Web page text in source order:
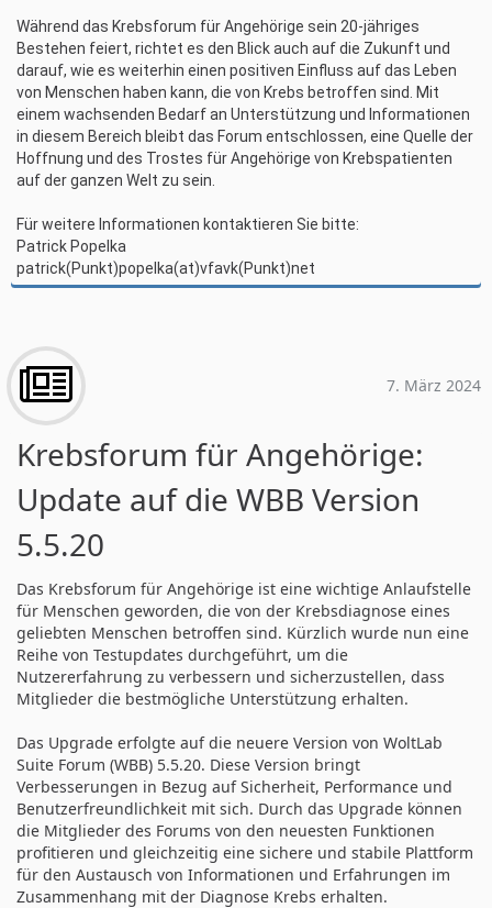
Während das Krebsforum für Angehörige sein 20-jähriges
Bestehen feiert, richtet es den Blick auch auf die Zukunft und
darauf, wie es weiterhin einen positiven Einfluss auf das Leben
von Menschen haben kann, die von Krebs betroffen sind. Mit
einem wachsenden Bedarf an Unterstützung und Informationen
in diesem Bereich bleibt das Forum entschlossen, eine Quelle der
Hoffnung und des Trostes für Angehörige von Krebspatienten
auf der ganzen Welt zu sein.
Für weitere Informationen kontaktieren Sie bitte:
Patrick Popelka
patrick(Punkt)popelka(at)vfavk(Punkt)net
7. März 2024
Krebsforum für Angehörige:
Update auf die WBB Version
5.5.20
Das Krebsforum für Angehörige ist eine wichtige Anlaufstelle
für Menschen geworden, die von der Krebsdiagnose eines
geliebten Menschen betroffen sind. Kürzlich wurde nun eine
Reihe von Testupdates durchgeführt, um die
Nutzererfahrung zu verbessern und sicherzustellen, dass
Mitglieder die bestmögliche Unterstützung erhalten.
Das Upgrade erfolgte auf die neuere Version von WoltLab
Suite Forum (WBB) 5.5.20. Diese Version bringt
Verbesserungen in Bezug auf Sicherheit, Performance und
Benutzerfreundlichkeit mit sich. Durch das Upgrade können
die Mitglieder des Forums von den neuesten Funktionen
profitieren und gleichzeitig eine sichere und stabile Plattform
für den Austausch von Informationen und Erfahrungen im
Zusammenhang mit der Diagnose Krebs erhalten.